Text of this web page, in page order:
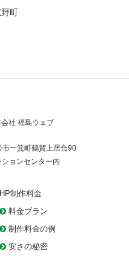
町
一箕町鶴賀上居合90
ョンセンター内
HP制作料金
料金プラン
制作料金の例
安さの秘密